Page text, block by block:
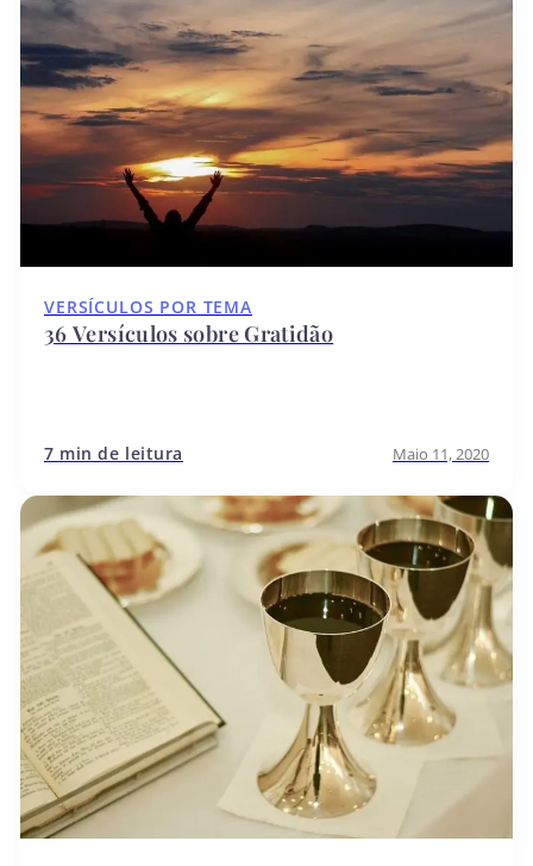
VERSÍCULOS POR TEMA
36 Versículos sobre Gratidão
7 min de leitura Maio 11, 2020